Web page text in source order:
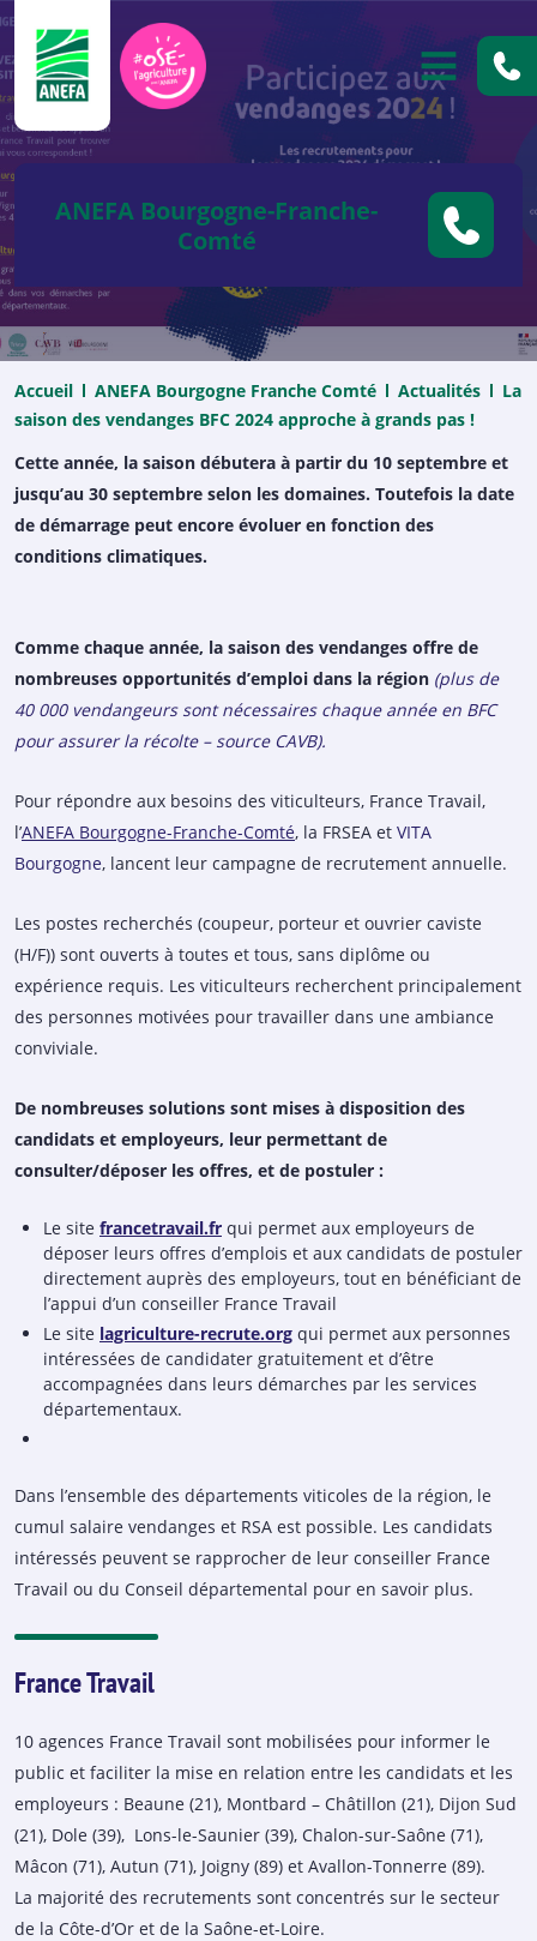
OUVRIR
ANEFA Bourgogne-Franche-
Comté
Accueil ANEFA Bourgogne Franche Comté Actualités
La
saison des vendanges BFC 2024 approche à grands pas !
Cette année, la saison débutera à partir du 10 septembre et
jusqu’au 30 septembre selon les domaines. Toutefois la date
de démarrage peut encore évoluer en fonction des
conditions climatiques.
Comme chaque année, la saison des vendanges offre de
nombreuses opportunités d’emploi dans la région (plus de
40 000 vendangeurs sont nécessaires chaque année en BFC
pour assurer la récolte – source CAVB).
Pour répondre aux besoins des viticulteurs, France Travail,
l’ANEFA Bourgogne-Franche-Comté, la FRSEA et VITA
Bourgogne, lancent leur campagne de recrutement annuelle.
Les postes recherchés (coupeur, porteur et ouvrier caviste
(H/F)) sont ouverts à toutes et tous, sans diplôme ou
expérience requis. Les viticulteurs recherchent principalement
des personnes motivées pour travailler dans une ambiance
conviviale.
De nombreuses solutions sont mises à disposition des
candidats et employeurs, leur permettant de
consulter/déposer les offres, et de postuler :
Le site francetravail.fr qui permet aux employeurs de
déposer leurs offres d’emplois et aux candidats de postuler
directement auprès des employeurs, tout en bénéficiant de
l’appui d’un conseiller France Travail
Le site lagriculture-recrute.org qui permet aux personnes
intéressées de candidater gratuitement et d’être
accompagnées dans leurs démarches par les services
départementaux.
Dans l’ensemble des départements viticoles de la région, le
cumul salaire vendanges et RSA est possible. Les candidats
intéressés peuvent se rapprocher de leur conseiller France
Travail ou du Conseil départemental pour en savoir plus.
France Travail
10 agences France Travail sont mobilisées pour informer le
public et faciliter la mise en relation entre les candidats et les
employeurs : Beaune (21), Montbard – Châtillon (21), Dijon Sud
(21), Dole (39), Lons-le-Saunier (39), Chalon-sur-Saône (71),
Mâcon (71), Autun (71), Joigny (89) et Avallon-Tonnerre (89).
La majorité des recrutements sont concentrés sur le secteur
de la Côte-d’Or et de la Saône-et-Loire.